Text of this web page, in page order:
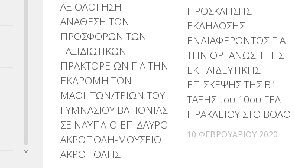
ΑΞΙΟΛΟΓΗΣΗ –
ΑΝΑΘΕΣΗ ΤΩΝ
ΠΡΟΣΦΟΡΩΝ ΤΩΝ
ΤΑΞΙΔΙΩΤΙΚΩΝ
ΠΡΑΚΤΟΡΕΙΩΝ ΓΙΑ ΤΗΝ
ΕΚΔΡΟΜΗ ΤΩΝ
ΜΑΘΗΤΩΝ/ΤΡΙΩΝ ΤΟΥ
ΓΥΜΝΑΣΙΟΥ ΒΑΓΙΟΝΙΑΣ
ΣΕ ΝΑΥΠΛΙΟ-ΕΠΙΔΑΥΡΟ-
ΑΚΡΟΠΟΛΗ-ΜΟΥΣΕΙΟ
ΑΚΡΟΠΟΛΗΣ
ΠΡΟΣΚΛΗΣΗΣ
ΕΚΔΗΛΩΣΗΣ
ΕΝΔΙΑΦΕΡΟΝΤΟΣ ΓΙΑ
ΤΗΝ ΟΡΓΑΝΩΣΗ ΤΗΣ
ΕΚΠΑΙΔΕΥΤΙΚΗΣ
ΕΠΙΣΚΕΨΗΣ ΤΗΣ Β΄
ΤΑΞΗΣ του 10oυ ΓΕΛ
ΗΡΑΚΛΕΙΟΥ ΣΤO ΒΟΛΟ
10 ΦΕΒΡΟΥΑΡΊΟΥ 2020